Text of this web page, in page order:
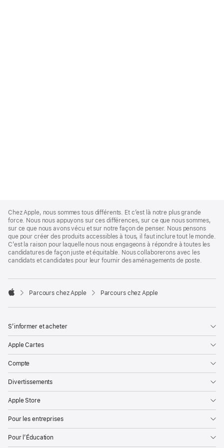
Footer
Chez Apple, nous sommes tous différents. Et c’est là notre plus grande
force. Nous nous appuyons sur ces différences, sur ce que nous sommes,
sur ce que nous avons vécu et sur notre façon de penser. Nous pensons
que pour créer des produits accessibles à tous, il faut inclure tout le monde.
C’est la raison pour laquelle nous nous engageons à répondre à toutes les
candidatures de façon juste et équitable. Nous collaborerons avec les
candidats et candidates pour leur fournir des aménagements de poste.

Parcours chez Apple Parcours chez Apple
S’informer et acheter
Apple Cartes
Compte
Divertissements
Apple Store
Pour les entreprises
Pour l’Éducation